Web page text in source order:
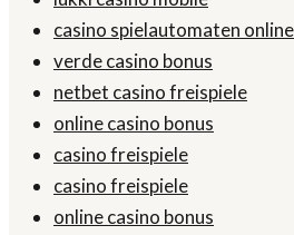
casino spielautomaten online
verde casino bonus
netbet casino freispiele
online casino bonus
casino freispiele
casino freispiele
online casino bonus